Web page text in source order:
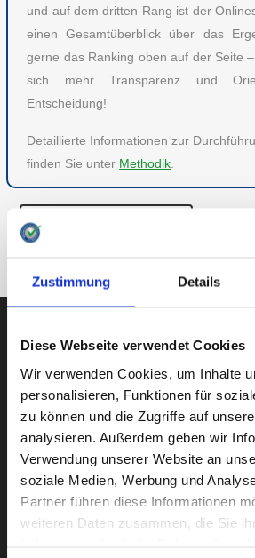
Zustimmung Details
Diese Webseite verwendet Cookies
Wir verwenden Cookies, um Inhalte
personalisieren, Funktionen für
zu können und die Zugriffe auf
analysieren. Außerdem geben wir
Verwendung unserer Website an
soziale Medien, Werbung und
Partner führen diese Informationen
weiteren Daten zusammen, die Sie
und auf dem dritten Rang ist der
einen Gesamtüberblick über das
gerne das Ranking oben auf der Seite
sich mehr Transparenz und
Entscheidung!
Detaillierte Informationen zur
finden Sie unter Methodik.
ZU HAUS & FAMILIE
AUBII GMBH
Große Bleichen 21
20354 HAMBURG